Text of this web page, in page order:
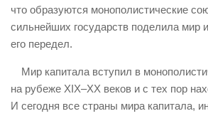
что образуются монополистические
сильнейших государств поделила мир
его передел.
Мир капитала вступил в
на рубеже ХIX–XX веков и с тех пор
И сегодня все страны мира капитала,